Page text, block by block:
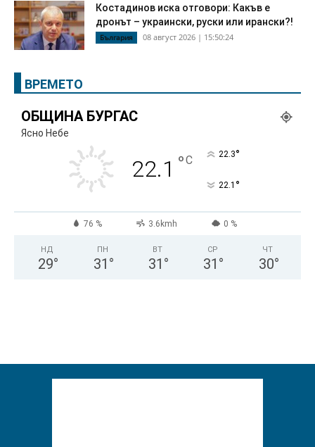
Костадинов иска отговори: Какъв е
дронът – украински, руски или ирански?!
България 08 август 2026 | 15:50:24
ВРЕМЕТО
ОБЩИНА БУРГАС
Ясно Небе
22.1 °C 22.3°
22.1 °
76 % 3.6kmh 0 %
НД
29°
ПН
31 °
ВТ
31 °
СР
31 °
ЧТ
30°